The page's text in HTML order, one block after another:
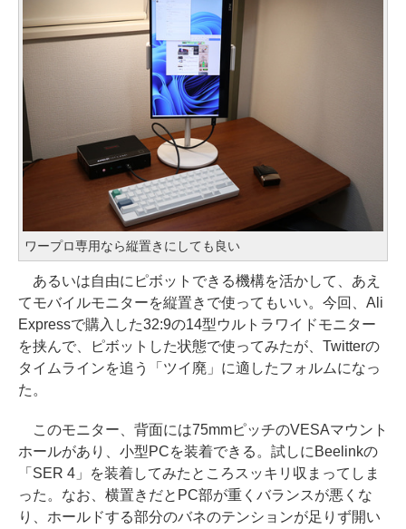
ワープロ専用なら縦置きにしても良い
あるいは自由にピボットできる機構を活かして、あえ
てモバイルモニターを縦置きで使ってもいい。今回、Ali
Expressで購入した32:9の14型ウルトラワイドモニター
を挟んで、ピボットした状態で使ってみたが、Twitterの
タイムラインを追う「ツイ廃」に適したフォルムになっ
た。
このモニター、背面には75mmピッチのVESAマウント
ホールがあり、小型PCを装着できる。試しにBeelinkの
「SER 4」を装着してみたところスッキリ収まってしま
った。なお、横置きだとPC部が重くバランスが悪くな
り、ホールドする部分のバネのテンションが足りず開い